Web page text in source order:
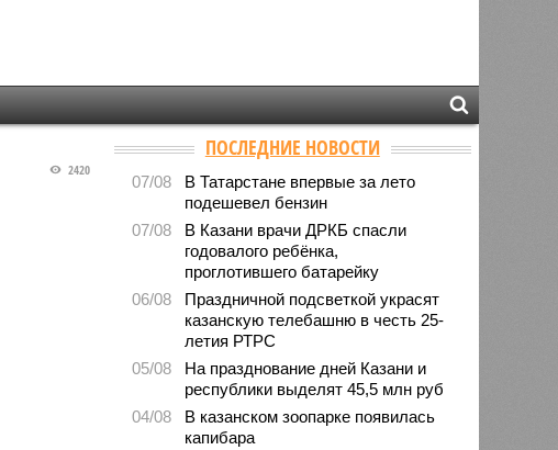
2420
ПОСЛЕДНИЕ НОВОСТИ
07/08
В Татарстане впервые за лето
подешевел бензин
07/08
В Казани врачи ДРКБ спасли
годовалого ребёнка,
проглотившего батарейку
06/08
Праздничной подсветкой украсят
казанскую телебашню в честь 25-
летия РТРС
05/08
На празднование дней Казани и
республики выделят 45,5 млн руб
04/08
В казанском зоопарке появилась
капибара